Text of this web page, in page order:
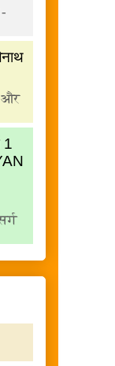
और
1